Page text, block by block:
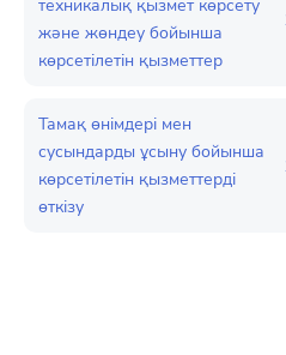
техникалық қызмет көрсету
және жөндеу бойынша
көрсетілетін қызметтер
Тамақ өнімдері мен
сусындарды ұсыну бойынша
көрсетілетін қызметтерді
өткізу